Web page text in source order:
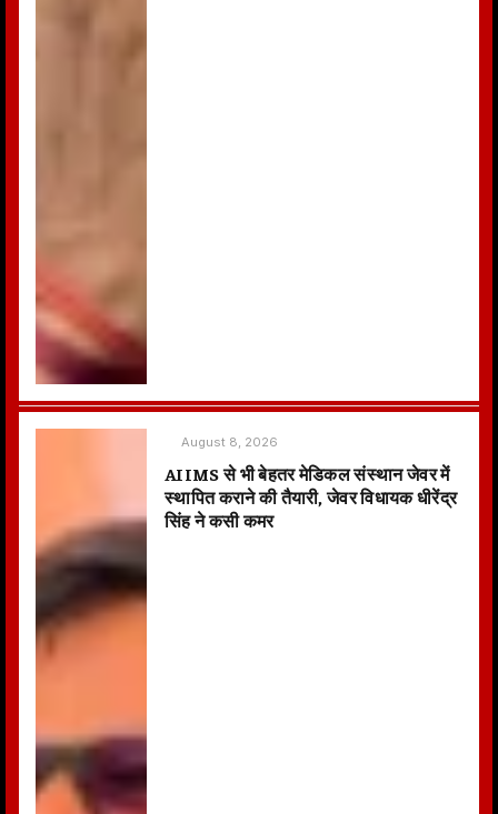
August 8, 2026
AIIMS से भी बेहतर मेडिकल संस्थान जेवर में
स्थापित कराने की तैयारी, जेवर विधायक धीरेंद्र
सिंह ने कसी कमर